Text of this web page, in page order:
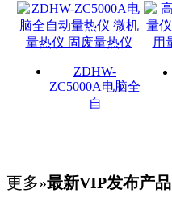
ZDHW-
ZC5000A电脑全
自
更多»最新VIP发布产品